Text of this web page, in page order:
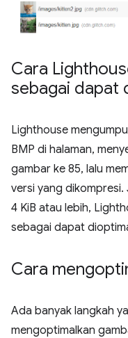
Cara
sebagai dapat
Lighthouse
BMP di halaman,
gambar ke 85, lalu
versi yang
4 KiB atau lebih,
sebagai dapat
Cara
Ada banyak langkah
mengoptimalkan